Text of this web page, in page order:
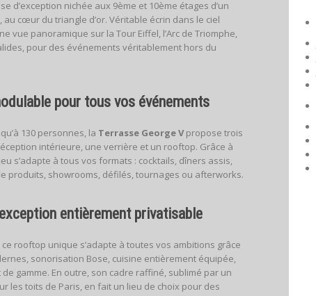
d’exception nichée aux 9ème et 10ème étages d’un
cœur du triangle d’or. Véritable écrin dans le ciel
vue panoramique sur la Tour Eiffel, l’Arc de Triomphe,
pour des événements véritablement hors du
pour tous vos événements
130 personnes, la Terrasse George Vpropose trois
intérieure, une verrière et un rooftop. Grâce à
s’adapte à tous vos formats : cocktails, dîners assis,
produits, showrooms, défilés, tournages ou afterworks.
entièrement privatisable
rooftop unique s’adapte à toutes vos ambitions grâce
sonorisation Bose, cuisine entièrement équipée,
gamme. En outre, son cadre raffiné, sublimé par un
les toits de Paris, en fait un lieu de choix pour des